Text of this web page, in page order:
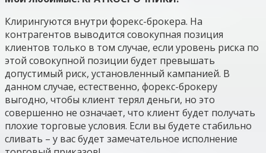
Клирингуются внутри форекс-брокера. На
контрагентов выводится совокупная позиция
клиентов только в том случае, если уровень риска по
этой совокупной позиции будет превышать
допустимый риск, установленный кампанией. В
данном случае, естественно, форекс-брокеру
выгодно, чтобы клиент терял деньги, но это
совершенно не означает, что клиент будет получать
плохие торговые условия. Если вы будете стабильно
сливать – у вас будет замечательное исполнение